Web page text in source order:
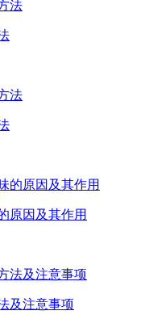
原因及其作用
及注意事项